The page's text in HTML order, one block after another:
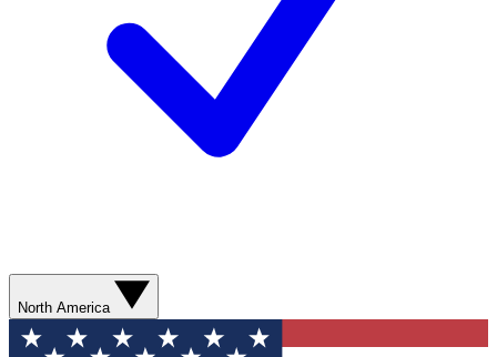
North America